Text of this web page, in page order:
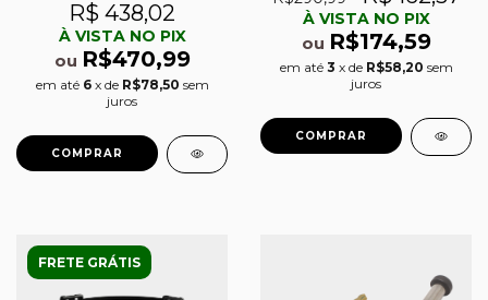
R$ 438,02
À VISTA NO PIX
ou R$470,99
em até 6 x de R$78,50 sem
juros
À VISTA NO PIX
ou R$174,59
em até 3 x de R$58,20 sem
juros
FRETE GRÁTIS